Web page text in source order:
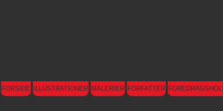
FORSIDE ILLUSTRATIONER MALERIER FORFATTER